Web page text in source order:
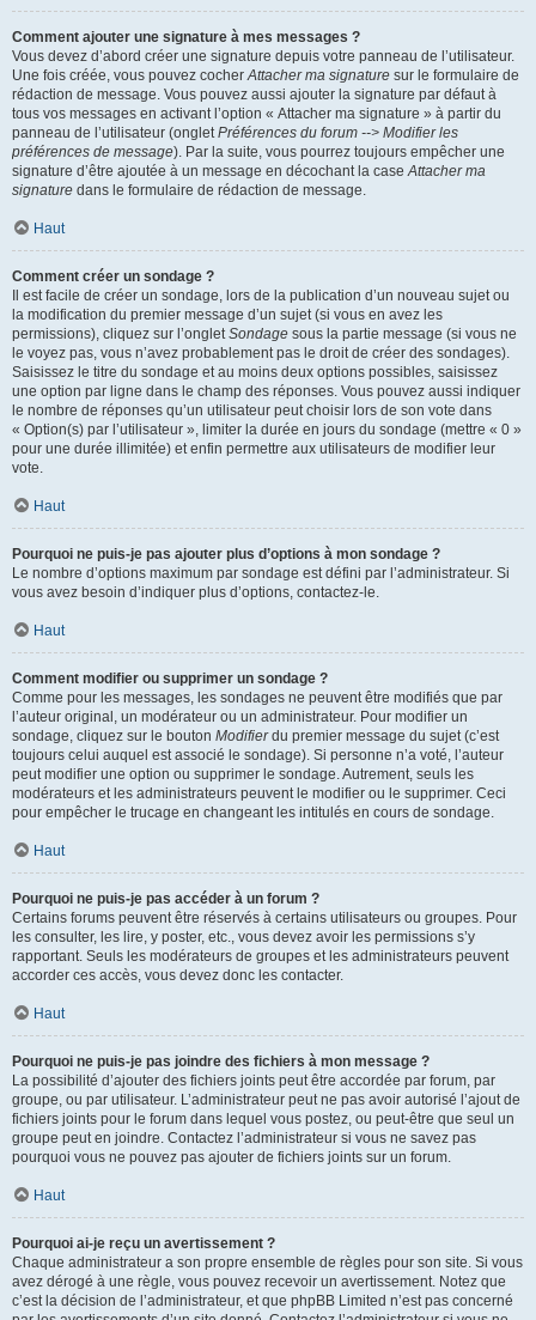
Comment ajouter une signature à mes messages ?
Vous devez d’abord créer une signature depuis votre panneau de l’utilisateur.
Une fois créée, vous pouvez cocherAttacher ma signature sur le formulaire de
rédaction de message. Vous pouvez aussi ajouter la signature par défaut à
tous vos messages en activant l’option « Attacher ma signature » à partir du
panneau de l’utilisateur (ongletPréférences du forum --> Modifier les
préférences de message). Par la suite, vous pourrez toujours empêcher une
signature d’être ajoutée à un message en décochant la caseAttacher ma
signature dans le formulaire de rédaction de message.
Haut
Comment créer un sondage ?
Il est facile de créer un sondage, lors de la publication d’un nouveau sujet ou
la modification du premier message d’un sujet (si vous en avez les
permissions), cliquez sur l’ongletSondage sous la partie message (si vous ne
le voyez pas, vous n’avez probablement pas le droit de créer des sondages).
Saisissez le titre du sondage et au moins deux options possibles, saisissez
une option par ligne dans le champ des réponses. Vous pouvez aussi indiquer
le nombre de réponses qu’un utilisateur peut choisir lors de son vote dans
« Option(s) par l’utilisateur », limiter la durée en jours du sondage (mettre « 0 »
pour une durée illimitée) et enfin permettre aux utilisateurs de modifier leur
vote.
Haut
Pourquoi ne puis-je pas ajouter plus d’options à mon sondage ?
Le nombre d’options maximum par sondage est défini par l’administrateur. Si
vous avez besoin d’indiquer plus d’options, contactez-le.
Haut
Comment modifier ou supprimer un sondage ?
Comme pour les messages, les sondages ne peuvent être modifiés que par
l’auteur original, un modérateur ou un administrateur. Pour modifier un
sondage, cliquez sur le bouton Modifierdu premier message du sujet (c’est
toujours celui auquel est associé le sondage). Si personne n’a voté, l’auteur
peut modifier une option ou supprimer le sondage. Autrement, seuls les
modérateurs et les administrateurs peuvent le modifier ou le supprimer. Ceci
pour empêcher le trucage en changeant les intitulés en cours de sondage.
Haut
Pourquoi ne puis-je pas accéder à un forum ?
Certains forums peuvent être réservés à certains utilisateurs ou groupes. Pour
les consulter, les lire, y poster, etc., vous devez avoir les permissions s’y
rapportant. Seuls les modérateurs de groupes et les administrateurs peuvent
accorder ces accès, vous devez donc les contacter.
Haut
Pourquoi ne puis-je pas joindre des fichiers à mon message ?
La possibilité d’ajouter des fichiers joints peut être accordée par forum, par
groupe, ou par utilisateur. L’administrateur peut ne pas avoir autorisé l’ajout de
fichiers joints pour le forum dans lequel vous postez, ou peut-être que seul un
groupe peut en joindre. Contactez l’administrateur si vous ne savez pas
pourquoi vous ne pouvez pas ajouter de fichiers joints sur un forum.
Haut
Pourquoi ai-je reçu un avertissement ?
Chaque administrateur a son propre ensemble de règles pour son site. Si vous
avez dérogé à une règle, vous pouvez recevoir un avertissement. Notez que
c’est la décision de l’administrateur, et que phpBB Limited n’est pas concerné